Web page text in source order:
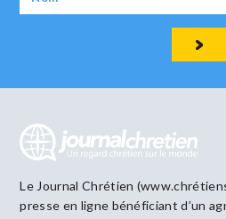
Le Journal Chrétien
presse en ligne bénéficiant d’un